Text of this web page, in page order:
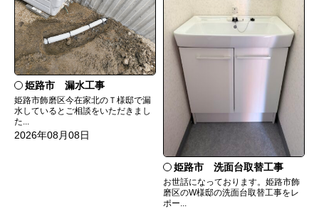
姫路市 漏水工事
姫路市飾磨区今在家北のＴ様邸で漏
水しているとご相談をいただきまし
た...
2026年08月08日
姫路市 洗面台取替工事
お世話になっております。姫路市飾
磨区のW様邸の洗面台取替工事をレ
ポー...